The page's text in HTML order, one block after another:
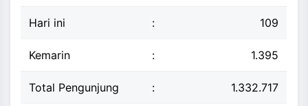
Hari ini : 109
Kemarin : 1.395
Total Pengunjung : 1.332.717